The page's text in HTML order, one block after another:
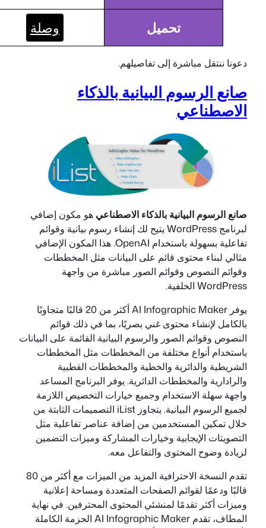
تحميل وصلة
دعونا ننتقل مباشرة إلى تفاصيلهم.
صانع الرسوم البيانية بالذكاء
الاصطناعي
صانع الرسوم البيانية بالذكاء الاصطناعيهو مكون إضافي
لبرنامج WordPress يتيح لك إنشاء رسوم بيانية وقوائم
تفاعلية بسهولة باستخدام OpenAI. هذا المكون الإضافي
مثالي لبناء محتوى قائم على البيانات مثل المخططات
وقوائم النصوص وقوائم الصور مباشرة من واجهة
WordPress الخلفية.
يوفر AI Infographic Maker أكثر من 20 قالبًا متجاوبًا
بالكامل لإنشاء محتوى غني بصريًا، بما في ذلك قوائم
النصوص وقوائم الصور والرسوم البيانية القائمة على البيانات
باستخدام أنواع مختلفة من المخططات مثل المخططات
الشريطية والدائرية والخطية والمخططات القطبية
والرادارية والمخططات الدائرية. يوفر البرنامج المساعد
واجهة سهلة الاستخدام وجميع خيارات التخصيص اللازمة
لجميع الرسوم البيانية. يتجاوز iList التصميمات الثابتة من
خلال تمكين المستخدمين من إضافة عناصر تفاعلية مثل
التصويتات الإيجابية وخيارات المشاركة وميزات التضمين
لزيادة وضوح المحتوى والتفاعل معه.
تقدم النسخة الاحترافية المزيد من الميزات مع أكثر من 80
قالبًا ودعمًا لقوائم الصفحات المتعددة ومساحة إعلانية
وميزات أكثر تقدمًا لمنشئي المحتوى المحترفين. في نهاية
المطاف، تقدم AI Infographic Maker الحزمة الكاملة